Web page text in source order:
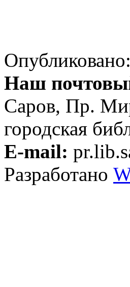
Наш
Саров, Пр.
городская
E-mail:
Разработано